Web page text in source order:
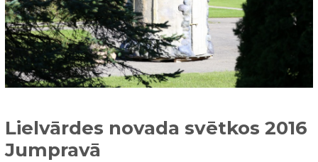
Lielvārdes novada svētkos 2016
Jumpravā